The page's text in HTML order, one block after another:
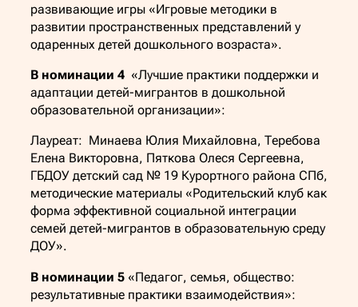
развивающие игры «Игровые методики в
развитии пространственных представлений у
одаренных детей дошкольного возраста».
В номинации 4 «Лучшие практики поддержки и
адаптации детей-мигрантов в дошкольной
образовательной организации»:
Лауреат: Минаева Юлия Михайловна, Теребова
Елена Викторовна, Пяткова Олеся Сергеевна,
ГБДОУ детский сад № 19 Курортного района СПб,
методические материалы «Родительский клуб как
форма эффективной социальной интеграции
семей детей-мигрантов в образовательную среду
ДОУ».
В номинации 5 «Педагог, семья, общество:
результативные практики взаимодействия»: